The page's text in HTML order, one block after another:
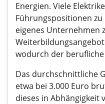
Energien. Viele
Führungspositionen
eigenes Unternehmen
wodurch der
Das durchschnittliche
etwa bei 3.000 Euro
dieses in Abhängigkeit